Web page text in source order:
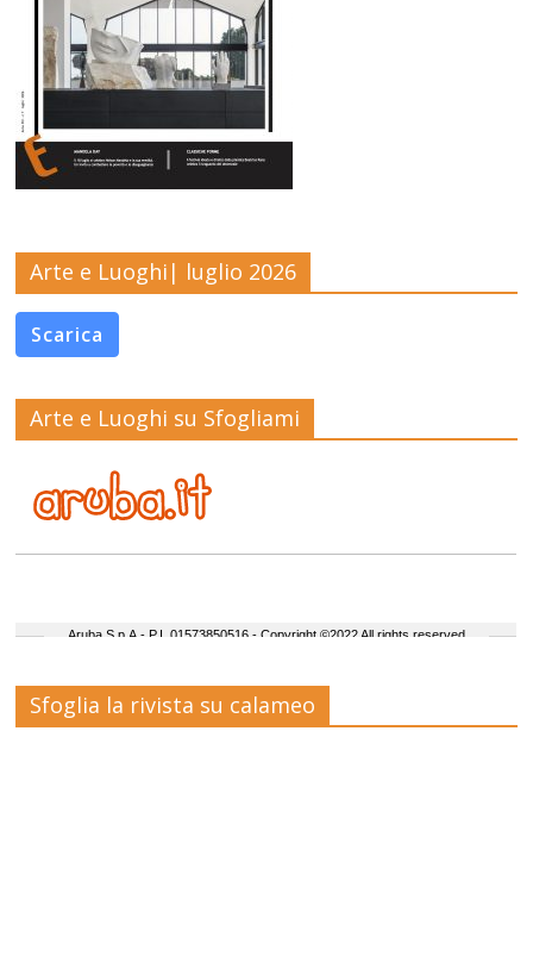
Arte e Luoghi| luglio 2026
Scarica
Arte e Luoghi su Sfogliami
Sfoglia la rivista su calameo